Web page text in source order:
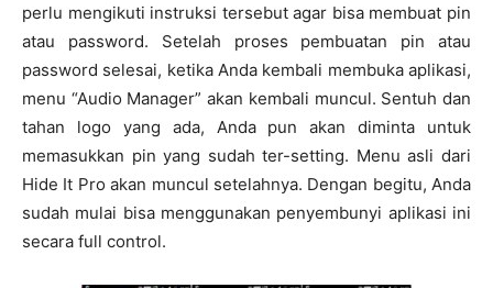
perlu mengikuti instruksi tersebut agar bisa membuat pin
atau password. Setelah proses pembuatan pin atau
password selesai, ketika Anda kembali membuka aplikasi,
menu “Audio Manager” akan kembali muncul. Sentuh dan
tahan logo yang ada, Anda pun akan diminta untuk
memasukkan pin yang sudah ter-setting. Menu asli dari
Hide It Pro akan muncul setelahnya. Dengan begitu, Anda
sudah mulai bisa menggunakan penyembunyi aplikasi ini
secara full control.